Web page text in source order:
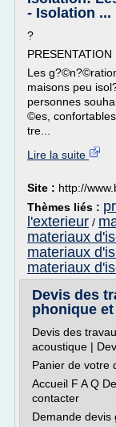
- Isolation ...
?
PRESENTATION
Les
maisons peu
personnes
©es,
tre...
Lire la suite
Site : http://
Thèmes liés :
l'exterieur /
materiaux
materiaux
materiaux
Devis des
phonique et
Devis des
acoustique |
Panier de votre
Accueil F A Q
contacter
Demande devis